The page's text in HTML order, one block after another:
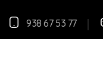
938 67 53 77